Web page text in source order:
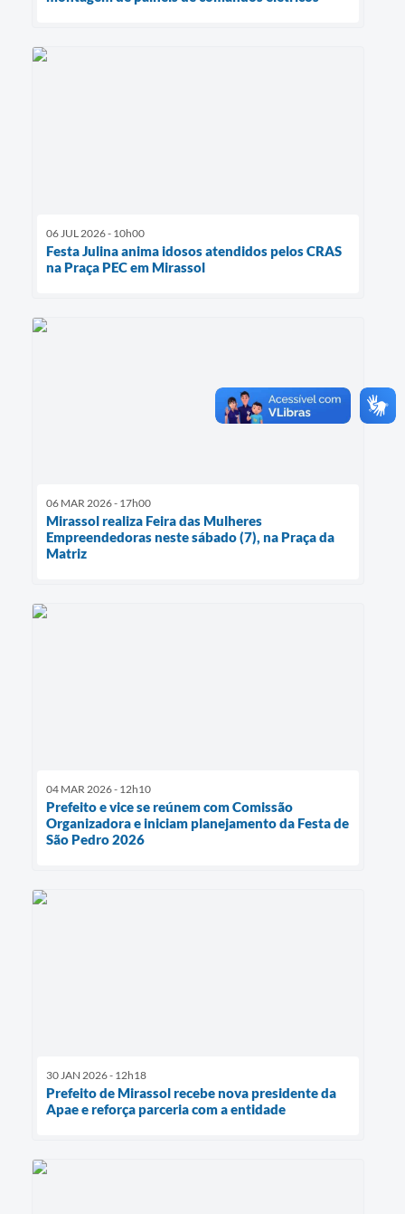
06 JUL 2026 - 10h00
Festa Julina anima idosos atendidos pelos CRAS
na Praça PEC em Mirassol
06 MAR 2026 - 17h00
Mirassol realiza Feira das Mulheres
Empreendedoras neste sábado (7), na Praça da
Matriz
04 MAR 2026 - 12h10
Prefeito e vice se reúnem com Comissão
Organizadora e iniciam planejamento da Festa de
São Pedro 2026
30 JAN 2026 - 12h18
Prefeito de Mirassol recebe nova presidente da
Apae e reforça parceria com a entidade